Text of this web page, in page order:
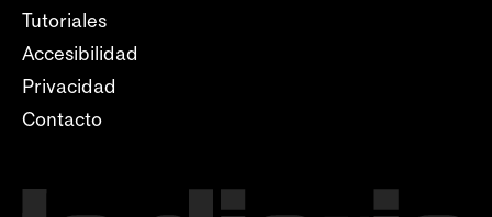
Tutoriales
Accesibilidad
Privacidad
Contacto